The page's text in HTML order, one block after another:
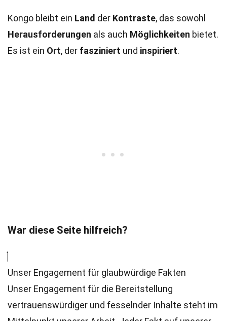
Kongo bleibt ein Land der Kontraste, das sowohl
Herausforderungen als auch Möglichkeiten bietet.
Es ist ein Ort, der fasziniert und inspiriert.
War diese Seite hilfreich?
Unser Engagement für glaubwürdige Fakten
Unser Engagement für die Bereitstellung
vertrauenswürdiger und fesselnder Inhalte steht im